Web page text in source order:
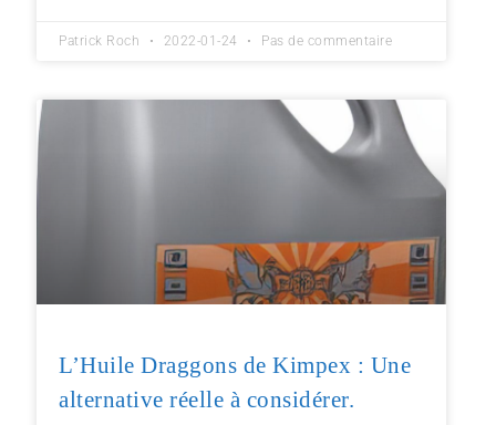
Patrick Roch 2022-01-24 Pas de commentaire
L’Huile Draggons de Kimpex : Une
alternative réelle à considérer.